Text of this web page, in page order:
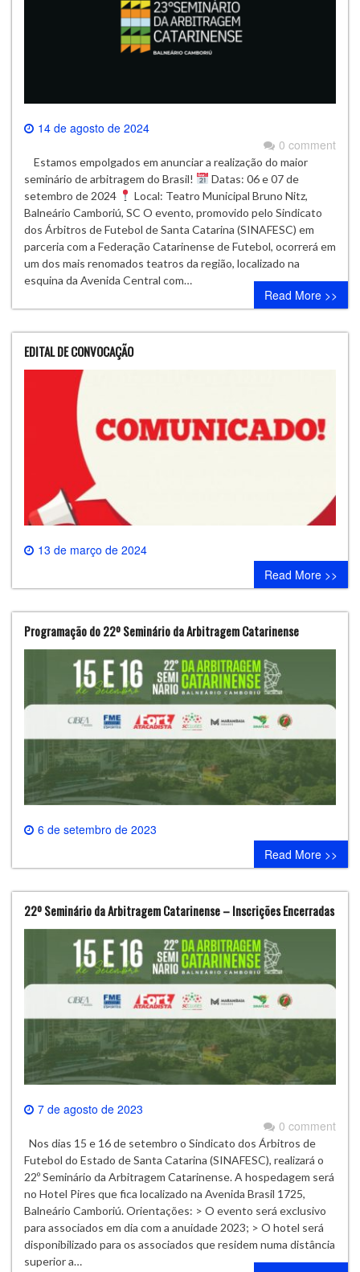
14 de agosto de 2024
0 comment
Estamos empolgados em anunciar a realização do maior
seminário de arbitragem do Brasil!
Datas: 06 e 07 de
setembro de 2024
Local: Teatro Municipal Bruno Nitz,
Balneário Camboriú, SC O evento, promovido pelo Sindicato
dos Árbitros de Futebol de Santa Catarina (SINAFESC) em
parceria com a Federação Catarinense de Futebol, ocorrerá em
um dos mais renomados teatros da região, localizado na
esquina da Avenida Central com…
Read More >>
EDITAL DE CONVOCAÇÃO
13 de março de 2024
0 comment
Read More >>
Programação do 22º Seminário da Arbitragem Catarinense
6 de setembro de 2023
0 comment
Read More >>
22º Seminário da Arbitragem Catarinense – Inscrições Encerradas
7 de agosto de 2023
0 comment
Nos dias 15 e 16 de setembro o Sindicato dos Árbitros de
Futebol do Estado de Santa Catarina (SINAFESC), realizará o
22º Seminário da Arbitragem Catarinense. A hospedagem será
no Hotel Pires que fica localizado na Avenida Brasil 1725,
Balneário Camboriú. Orientações: > O evento será exclusivo
para associados em dia com a anuidade 2023; > O hotel será
disponibilizado para os associados que residem numa distância
superior a…